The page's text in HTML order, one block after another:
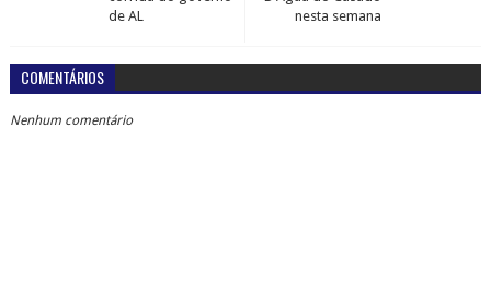
nesta semana
de AL
COMENTÁRIOS
Nenhum comentário